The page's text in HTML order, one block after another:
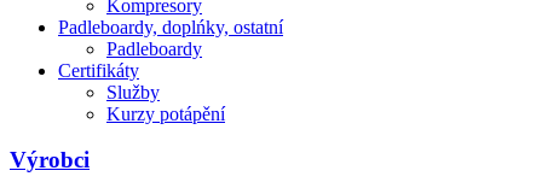
Kompresory
Padleboardy, doplńky, ostatní
Padleboardy
Certifikáty
Služby
Kurzy potápění
Výrobci